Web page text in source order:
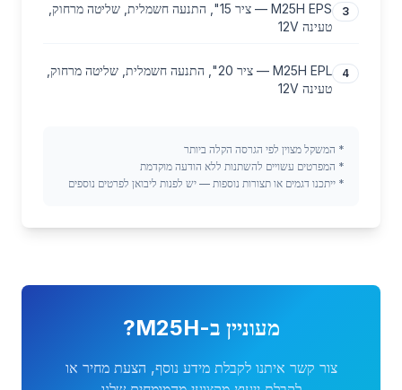
3
M25H EPS — ציר 15", התנעה חשמלית, שליטה מרחוק,
טעינה 12V
4
M25H EPL — ציר 20", התנעה חשמלית, שליטה מרחוק,
טעינה 12V
* המשקל מצוין לפי הגרסה הקלה ביותר
* המפרטים עשויים להשתנות ללא הודעה מוקדמת
* ייתכנו דגמים או תצורות נוספות — יש לפנות ליבואן לפרטים נוספים
מעוניין ב-M25H
?
צור קשר איתנו לקבלת מידע נוסף, הצעת מחיר או